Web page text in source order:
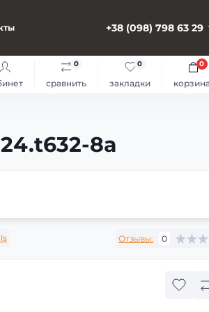
+38 (098) 798 63 29
сравнить
0
закладки
0
корзина
0
8a
Отзывы: 0